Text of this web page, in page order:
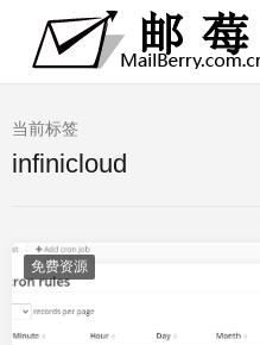
当前标签
infinicloud
免费资源